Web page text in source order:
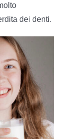
dei denti.